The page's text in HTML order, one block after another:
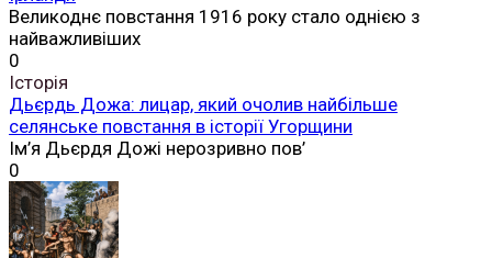
Великоднє повстання 1916 року стало однією з
найважливіших
0
Історія
Дьєрдь Дожа: лицар, який очолив найбільше
селянське повстання в історії Угорщини
Ім’я Дьєрдя Дожі нерозривно пов’
0